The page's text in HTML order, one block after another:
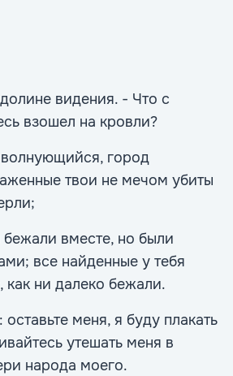
видения. - Что с
взошел на кровли?
город
твои не мечом убиты
вместе, но были
все найденные у тебя
как ни далеко бежали.
меня, я буду плакать
утешать меня в
народа моего.